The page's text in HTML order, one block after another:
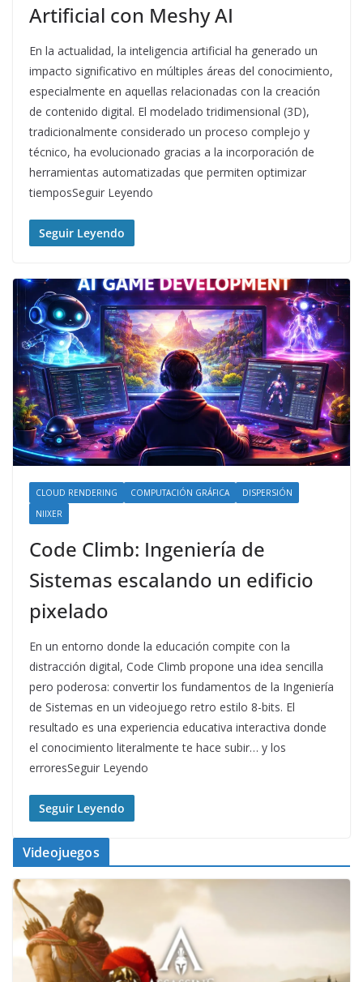
Artificial con Meshy AI
En la actualidad, la inteligencia artificial ha generado un
impacto significativo en múltiples áreas del conocimiento,
especialmente en aquellas relacionadas con la creación
de contenido digital. El modelado tridimensional (3D),
tradicionalmente considerado un proceso complejo y
técnico, ha evolucionado gracias a la incorporación de
herramientas automatizadas que permiten optimizar
tiemposSeguir Leyendo
Seguir Leyendo
CLOUD RENDERING COMPUTACIÓN GRÁFICA
DISPERSIÓN
NIIXER
Code Climb: Ingeniería de
Sistemas escalando un edificio
pixelado
En un entorno donde la educación compite con la
distracción digital, Code Climb propone una idea sencilla
pero poderosa: convertir los fundamentos de la Ingeniería
de Sistemas en un videojuego retro estilo 8-bits. El
resultado es una experiencia educativa interactiva donde
el conocimiento literalmente te hace subir… y los
erroresSeguir Leyendo
Seguir Leyendo
Videojuegos